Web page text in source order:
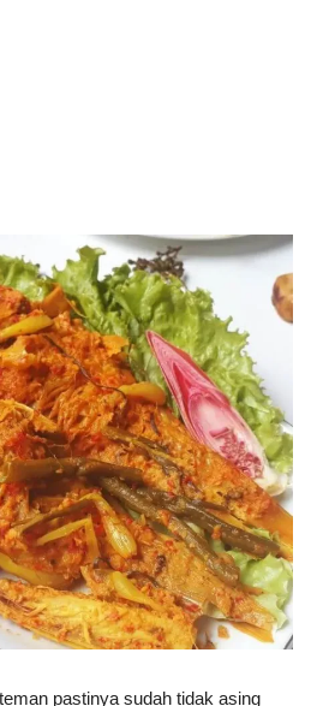
pastinya sudah tidak asing